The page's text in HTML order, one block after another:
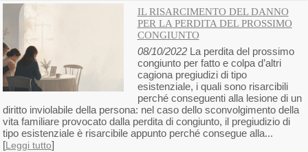
IL RISARCIMENTO DEL DANNO
PER LA PERDITA DEL PROSSIMO
CONGIUNTO
08/10/2022La perdita del prossimo
congiunto per fatto e colpa d’altri
cagiona pregiudizi di tipo
esistenziale, i quali sono risarcibili
perché conseguenti alla lesione di un
diritto inviolabile della persona: nel caso dello sconvolgimento della
vita familiare provocato dalla perdita di congiunto, il pregiudizio di
tipo esistenziale è risarcibile appunto perché consegue alla...
[Leggi tutto]